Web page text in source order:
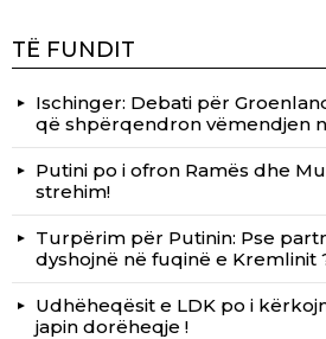
TË FUNDIT
Ischinger: Debati për
që shpërqendron vëmendjen
Putini po i ofron Ramës dhe
strehim!
Turpërim për Putinin: Pse
dyshojnë në fuqinë e Kremlinit
Udhëheqësit e LDK po i
japin dorëheqje !